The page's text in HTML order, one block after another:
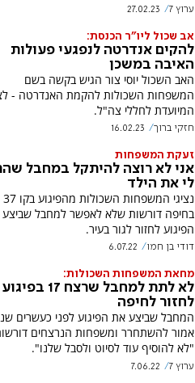
ערוץ 7 27.02.23
אב שכול ליו"ר הכנסת:
להקים אנדרטה לנפגעי פעולות
האיבה במשכן
האב השכול יוסי צור הגיש בקשה בשם
המשפחות השכולות להקמת האנדרטה -
המיועדת לחללי צה"ל.
חזקי ברוך 16.02.23
זעקת המשפחות
אני לא רוצה להיתקל במחבל
לי את הילד
נציגי המשפחות השכולות מהפיגוע בקו 37
בחיפה דורשות שלא לאפשר למחבל
הפיגוע לחזור לגור בעיר.
דודי בן חמו 6.07.22
מחאת המשפחות השכולות:
לא לתת למחבל שרצח 17
לחזור לחיפה
המחבל שביצע את הפיגוע לפני כעשרים
אמור להשתחרר ומשפחות הנרצחים
"לא להוסיף עוד לסיוט ולסבל שלנו".
ערוץ 7 7.06.22